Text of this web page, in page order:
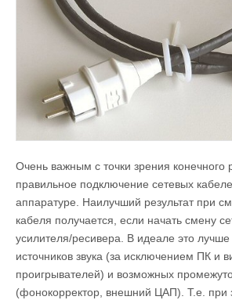
Очень важным с точки зрения конечного
правильное подключение сетевых
аппаратуре. Наилучший результат при
кабеля получается, если начать смену
усилителя/ресивера. В идеале это лучше
источников звука (за исключением ПК и
проигрывателей) и возможных
(фонокорректор, внешний ЦАП). Т.е. при